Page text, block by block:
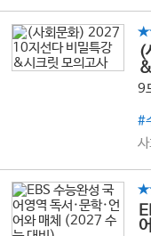
(
9
#